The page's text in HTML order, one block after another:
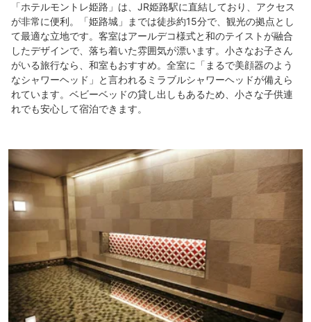
「ホテルモントレ姫路」は、JR姫路駅に直結しており、アクセス
が非常に便利。「姫路城」までは徒歩約15分で、観光の拠点とし
て最適な立地です。客室はアールデコ様式と和のテイストが融合
したデザインで、落ち着いた雰囲気が漂います。小さなお子さん
がいる旅行なら、和室もおすすめ。全室に「まるで美顔器のよう
なシャワーヘッド」と言われるミラブルシャワーヘッドが備えら
れています。ベビーベッドの貸し出しもあるため、小さな子供連
れでも安心して宿泊できます。